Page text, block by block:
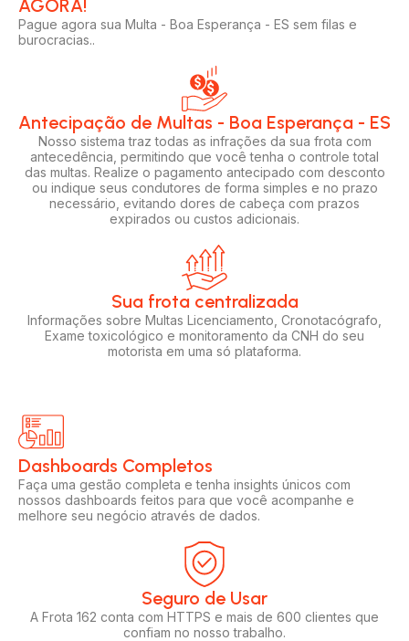
AGORA!​
Pague agora sua Multa - Boa Esperança - ES sem filas e
burocracias..
Antecipação de Multas - Boa Esperança - ES
Nosso sistema traz todas as infrações da sua frota com
antecedência, permitindo que você tenha o controle total
das multas. Realize o pagamento antecipado com desconto
ou indique seus condutores de forma simples e no prazo
necessário, evitando dores de cabeça com prazos
expirados ou custos adicionais.
Sua frota centralizada​
Informações sobre Multas Licenciamento, Cronotacógrafo,
Exame toxicológico e monitoramento da CNH do seu
motorista em uma só plataforma.
Dashboards Completos​​
Faça uma gestão completa e tenha insights únicos com
nossos dashboards feitos para que você acompanhe e
melhore seu negócio através de dados.
Seguro de Usar​
A Frota 162 conta com HTTPS e mais de 600 clientes que
confiam no nosso trabalho.